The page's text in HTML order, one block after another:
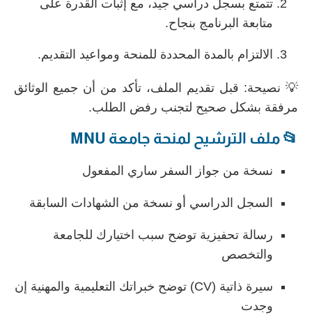
تتمتع بسجل دراسي جيد، مع إثبات القدرة على
متابعة البرنامج بنجاح.
الالتزام بالمدة المحددة للمنحة ومواعيد التقديم.
💡 نصيحة: قبل تقديم الملف، تأكد من أن جميع الوثائق
مرفقة بشكل صحيح لتجنب رفض الطلب.
📂 ملف الترشيح لمنحة جامعة MNU
نسخة من جواز السفر ساري المفعول
السجل الدراسي أو نسخة من الشهادات السابقة
رسالة تحفيزية توضح سبب اختيارك للجامعة
والتخصص
سيرة ذاتية (CV) توضح خبراتك التعليمية والمهنية إن
وجدت